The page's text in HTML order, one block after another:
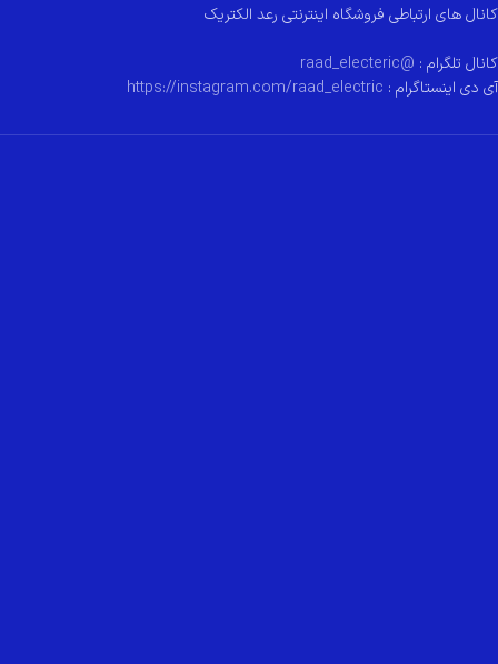
کانال های ارتباطی فروشگاه اینترنتی رعد الکتریک
کانال تلگرام : @raad_electeric
آی دی اینستاگرام : https://instagram.com/raad_electric